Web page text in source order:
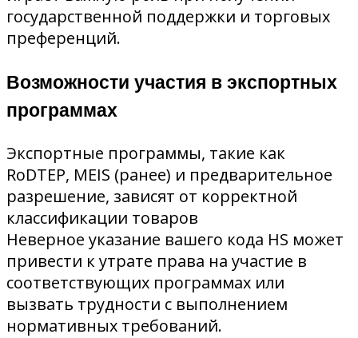
государственной поддержки и торговых
преференций.
Возможности участия в экспортных
программах
Экспортные программы, такие как
RoDTEP, MEIS (ранее) и предварительное
разрешение, зависят от корректной
классификации товаров
Неверное указание вашего кода HS может
привести к утрате права на участие в
соответствующих программах или
вызвать трудности с выполнением
нормативных требований.